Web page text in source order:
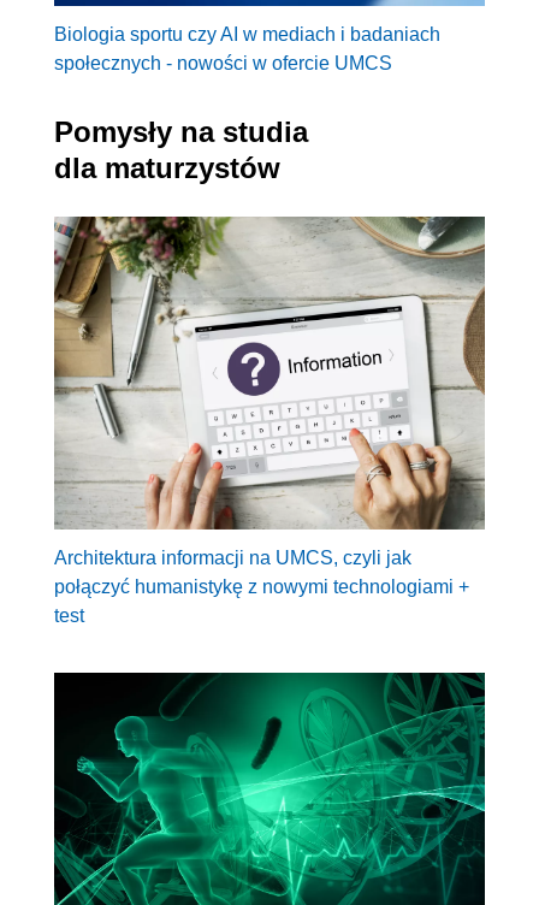
Biologia sportu czy AI w mediach i badaniach
społecznych - nowości w ofercie UMCS
Pomysły na studia
dla maturzystów
Architektura informacji na UMCS, czyli jak
połączyć humanistykę z nowymi technologiami +
test